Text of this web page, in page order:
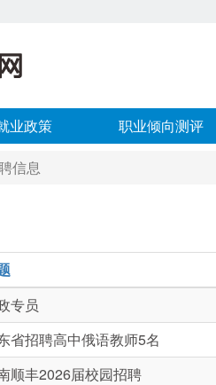
业政策 职业倾向测评
信息
专员
省招聘高中俄语教师5名
顺丰2026届校园招聘